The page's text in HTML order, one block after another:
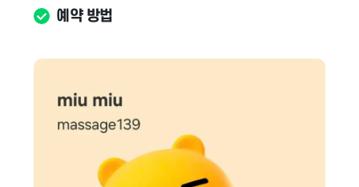
예약 방법